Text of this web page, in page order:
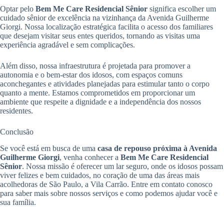
Optar pelo Bem Me Care Residencial Sênior significa escolher um
cuidado sênior de excelência na vizinhança da Avenida Guilherme
Giorgi. Nossa localização estratégica facilita o acesso dos familiares
que desejam visitar seus entes queridos, tornando as visitas uma
experiência agradável e sem complicações.
Além disso, nossa infraestrutura é projetada para promover a
autonomia e o bem-estar dos idosos, com espaços comuns
aconchegantes e atividades planejadas para estimular tanto o corpo
quanto a mente. Estamos comprometidos em proporcionar um
ambiente que respeite a dignidade e a independência dos nossos
residentes.
Conclusão
Se você está em busca de uma casa de repouso próxima à Avenida
Guilherme Giorgi, venha conhecer a Bem Me Care Residencial
Sênior. Nossa missão é oferecer um lar seguro, onde os idosos possam
viver felizes e bem cuidados, no coração de uma das áreas mais
acolhedoras de São Paulo, a Vila Carrão. Entre em contato conosco
para saber mais sobre nossos serviços e como podemos ajudar você e
sua família.